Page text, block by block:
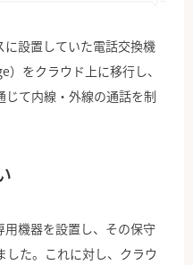
に設置していた電話交換機
）をクラウド上に移行し、
て内線・外線の通話を制
用機器を設置し、その保守
した。これに対し、クラウ